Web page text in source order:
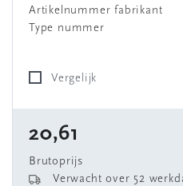
Artikelnummer fabrikant
Type nummer
Vergelijk
20,61
Brutoprijs
Verwacht over 52